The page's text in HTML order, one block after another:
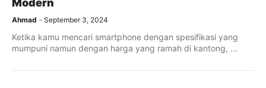
Modern
Ahmad September 3, 2024
Ketika kamu mencari smartphone dengan spesifikasi yang
mumpuni namun dengan harga yang ramah di kantong, ...